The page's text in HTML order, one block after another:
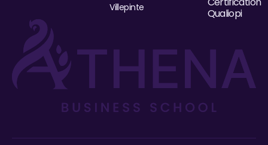
Villepinte